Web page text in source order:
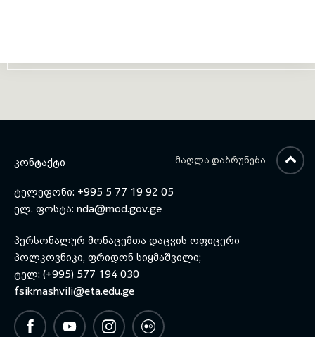
ᲙᲝᲜᲢᲐᲥᲢᲘ
ტელეფონი: +995 5 77 19 92 05
ელ. ფოსტა: nda@mod.gov.ge
პერსონალურ მონაცემთა დაცვის ოფიცერი
პოლკოვნიკი, ფრიდონ სიყმაშვილი;
ტელ: (+995) 577 194 030
fsikmashvili@eta.edu.ge
ᲛᲐᲦᲚᲐ ᲓᲐᲑᲠᲣᲜᲔᲑᲐ